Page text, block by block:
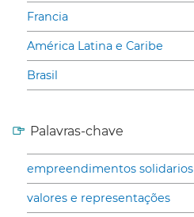
Francia
América Latina e Caribe
Brasil
Palavras-chave
empreendimentos solidarios
valores e representações